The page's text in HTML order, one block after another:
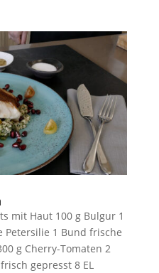
mit Haut 100 g Bulgur 1
Petersilie 1 Bund frische
g Cherry-Tomaten 2
gepresst 8 EL